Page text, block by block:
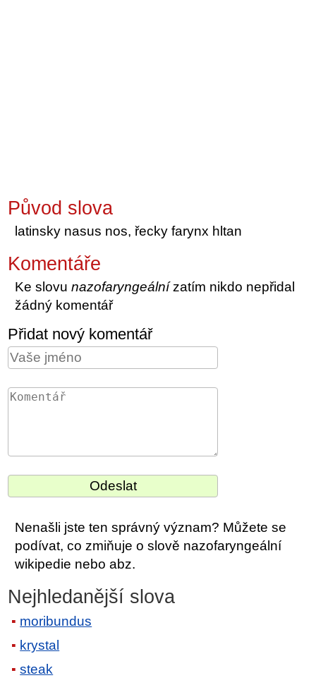
Původ slova
latinsky nasus nos, řecky farynx hltan
Komentáře
Ke slovunazofaryngeálnízatím nikdo nepřidal
žádný komentář
Přidat nový komentář
Nenašli jste ten správný význam? Můžete se
podívat, co zmiňuje o slově nazofaryngeální
wikipedie nebo abz.
Nejhledanější slova
moribundus
krystal
steak